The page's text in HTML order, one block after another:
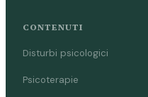
CONTENUTI
Disturbi psicologici
Psicoterapie